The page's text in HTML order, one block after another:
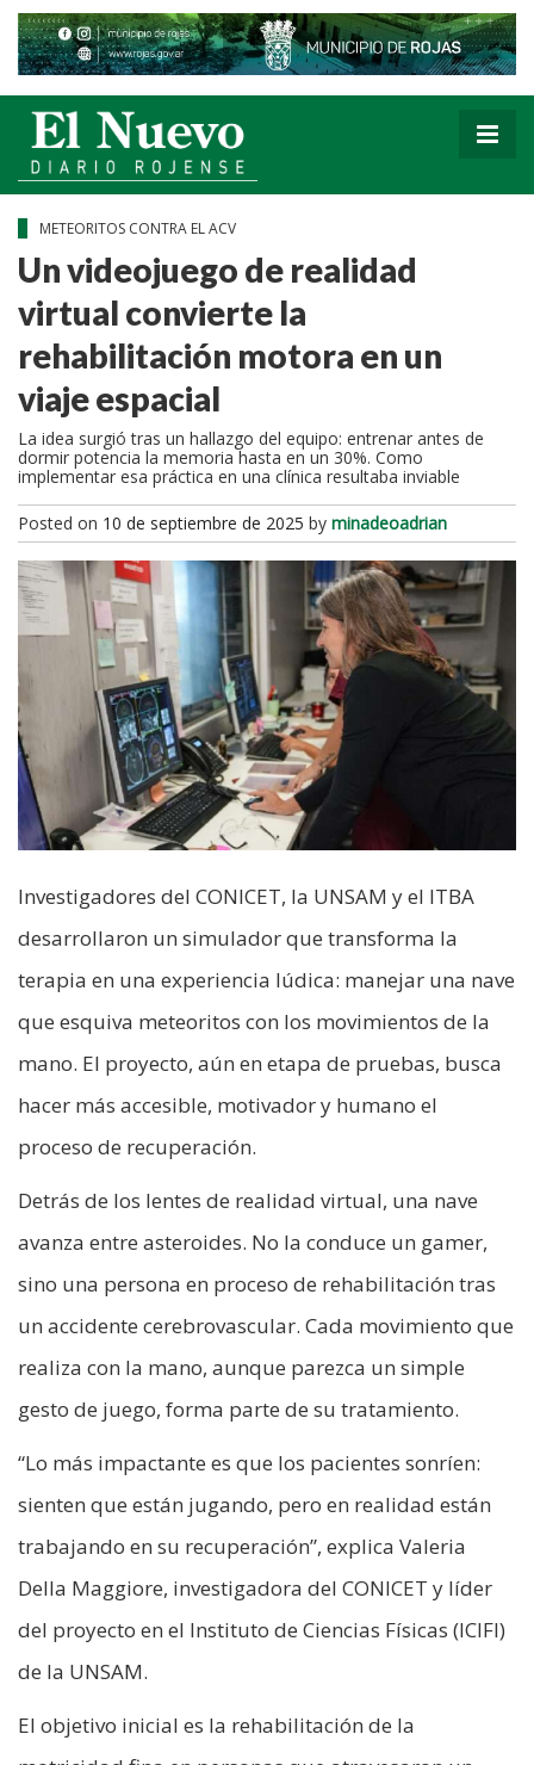
METEORITOS CONTRA EL ACV
Un videojuego de realidad
virtual convierte la
rehabilitación motora en un
viaje espacial
La idea surgió tras un hallazgo del equipo: entrenar antes de
dormir potencia la memoria hasta en un 30%. Como
implementar esa práctica en una clínica resultaba inviable
Posted on 10 de septiembre de 2025 by minadeoadrian
Investigadores del CONICET, la UNSAM y el ITBA
desarrollaron un simulador que transforma la
terapia en una experiencia lúdica: manejar una nave
que esquiva meteoritos con los movimientos de la
mano. El proyecto, aún en etapa de pruebas, busca
hacer más accesible, motivador y humano el
proceso de recuperación.
Detrás de los lentes de realidad virtual, una nave
avanza entre asteroides. No la conduce un gamer,
sino una persona en proceso de rehabilitación tras
un accidente cerebrovascular. Cada movimiento que
realiza con la mano, aunque parezca un simple
gesto de juego, forma parte de su tratamiento.
“Lo más impactante es que los pacientes sonríen:
sienten que están jugando, pero en realidad están
trabajando en su recuperación”, explica Valeria
Della Maggiore, investigadora del CONICET y líder
del proyecto en el Instituto de Ciencias Físicas (ICIFI)
de la UNSAM.
El objetivo inicial es la rehabilitación de la